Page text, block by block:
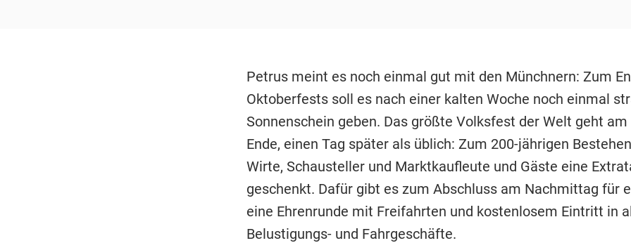
Petrus meint es noch einmal gut mit den Münchnern: Zum
Oktoberfests soll es nach einer kalten Woche noch einmal
Sonnenschein geben. Das größte Volksfest der Welt geht
Ende, einen Tag später als üblich: Zum 200-jährigen
Wirte, Schausteller und Marktkaufleute und Gäste eine
geschenkt. Dafür gibt es zum Abschluss am Nachmittag für
eine Ehrenrunde mit Freifahrten und kostenlosem Eintritt in
Belustigungs- und Fahrgeschäfte.